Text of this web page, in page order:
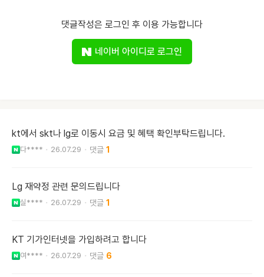
댓글작성은 로그인 후 이용 가능합니다
네이버 아이디로 로그인
kt에서 skt나 lg로 이동시 요금 및 혜택 확인부탁드립니다.
다**** 26.07.29 1
Lg 재약정 관련 문의드립니다
실**** 26.07.29 1
KT 기가인터넷을 가입하려고 합니다
여**** 26.07.29 6